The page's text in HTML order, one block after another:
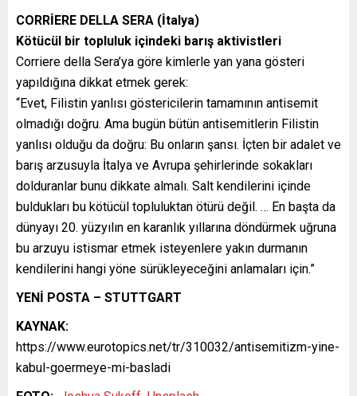
CORRİERE DELLA SERA (İtalya)
Kötücül bir topluluk içindeki barış aktivistleri
Corriere della Sera’ya göre kimlerle yan yana gösteri
yapıldığına dikkat etmek gerek:
“Evet, Filistin yanlısı göstericilerin tamamının antisemit
olmadığı doğru. Ama bugün bütün antisemitlerin Filistin
yanlısı olduğu da doğru: Bu onların şansı. İçten bir adalet ve
barış arzusuyla İtalya ve Avrupa şehirlerinde sokakları
dolduranlar bunu dikkate almalı. Salt kendilerini içinde
buldukları bu kötücül topluluktan ötürü değil. … En başta da
dünyayı 20. yüzyılın en karanlık yıllarına döndürmek uğruna
bu arzuyu istismar etmek isteyenlere yakın durmanın
kendilerini hangi yöne sürükleyeceğini anlamaları için.”
YENİ POSTA – STUTTGART
KAYNAK:
https://www.eurotopics.net/tr/310032/antisemitizm-yine-
kabul-goermeye-mi-basladi